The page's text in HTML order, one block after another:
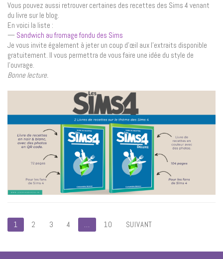
Vous pouvez aussi retrouver certaines des recettes des Sims 4 venant
du livre sur le blog.
En voici la liste :
— Sandwich au fromage fondu des Sims
Je vous invite également à jeter un coup d’œil aux l’extraits disponible
gratuitement. Il vous permettra de vous faire une idée du style de
l’ouvrage.
Bonne lecture.
Pagination
publications
1 2 3 4 … 10 SUIVANT